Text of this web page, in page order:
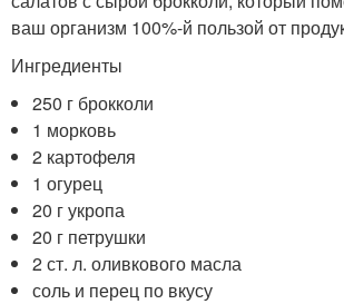
ваш организм 100%-й пользой от
Ингредиенты
250 г брокколи
1 морковь
2 картофеля
1 огурец
20 г укропа
20 г петрушки
2 ст. л. оливкового масла
соль и перец по вкусу